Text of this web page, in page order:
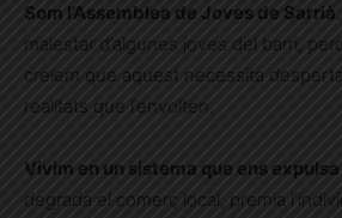
Som l’Assemblea de Joves de Sarrià
malestar d’algunes joves del barri,
creiem que aquest necessita
realitats que l’envolten.
Vivim en un sistema que ens
degrada el comerç local, premia